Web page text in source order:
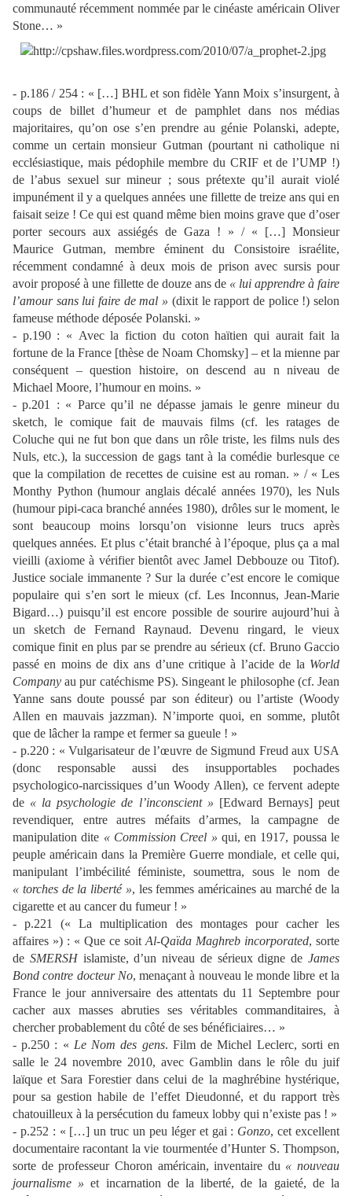
communauté récemment nommée par le cinéaste américain Oliver
Stone… »
- p.186 / 254 : « […] BHL et son fidèle Yann Moix s’insurgent, à
coups de billet d’humeur et de pamphlet dans nos médias
majoritaires, qu’on ose s’en prendre au génie Polanski, adepte,
comme un certain monsieur Gutman (pourtant ni catholique ni
ecclésiastique, mais pédophile membre du CRIF et de l’UMP !)
de l’abus sexuel sur mineur ; sous prétexte qu’il aurait violé
impunément il y a quelques années une fillette de treize ans qui en
faisait seize ! Ce qui est quand même bien moins grave que d’oser
porter secours aux assiégés de Gaza ! » / « […] Monsieur
Maurice Gutman, membre éminent du Consistoire israélite,
récemment condamné à deux mois de prison avec sursis pour
avoir proposé à une fillette de douze ans de « lui apprendre à faire
l’amour sans lui faire de mal » (dixit le rapport de police !) selon
fameuse méthode déposée Polanski. »
- p.190 : « Avec la fiction du coton haïtien qui aurait fait la
fortune de la France [thèse de Noam Chomsky] – et la mienne par
conséquent – question histoire, on descend au n niveau de
Michael Moore, l’humour en moins. »
- p.201 : « Parce qu’il ne dépasse jamais le genre mineur du
sketch, le comique fait de mauvais films (cf. les ratages de
Coluche qui ne fut bon que dans un rôle triste, les films nuls des
Nuls, etc.), la succession de gags tant à la comédie burlesque ce
que la compilation de recettes de cuisine est au roman. » / « Les
Monthy Python (humour anglais décalé années 1970), les Nuls
(humour pipi-caca branché années 1980), drôles sur le moment, le
sont beaucoup moins lorsqu’on visionne leurs trucs après
quelques années. Et plus c’était branché à l’époque, plus ça a mal
vieilli (axiome à vérifier bientôt avec Jamel Debbouze ou Titof).
Justice sociale immanente ? Sur la durée c’est encore le comique
populaire qui s’en sort le mieux (cf. Les Inconnus, Jean-Marie
Bigard…) puisqu’il est encore possible de sourire aujourd’hui à
un sketch de Fernand Raynaud. Devenu ringard, le vieux
comique finit en plus par se prendre au sérieux (cf. Bruno Gaccio
passé en moins de dix ans d’une critique à l’acide de la World
Company au pur catéchisme PS). Singeant le philosophe (cf. Jean
Yanne sans doute poussé par son éditeur) ou l’artiste (Woody
Allen en mauvais jazzman). N’importe quoi, en somme, plutôt
que de lâcher la rampe et fermer sa gueule ! »
- p.220 : « Vulgarisateur de l’œuvre de Sigmund Freud aux USA
(donc responsable aussi des insupportables pochades
psychologico-narcissiques d’un Woody Allen), ce fervent adepte
de « la psychologie de l’inconscient » [Edward Bernays] peut
revendiquer, entre autres méfaits d’armes, la campagne de
manipulation dite « Commission Creel » qui, en 1917, poussa le
peuple américain dans la Première Guerre mondiale, et celle qui,
manipulant l’imbécilité féministe, soumettra, sous le nom de
« torches de la liberté », les femmes américaines au marché de la
cigarette et au cancer du fumeur ! »
- p.221 (« La multiplication des montages pour cacher les
affaires ») : « Que ce soit Al-Qaïda Maghreb incorporated, sorte
de SMERSHislamiste, d’un niveau de sérieux digne deJames
Bond contre docteur No, menaçant à nouveau le monde libre et la
France le jour anniversaire des attentats du 11 Septembre pour
cacher aux masses abruties ses véritables commanditaires, à
chercher probablement du côté de ses bénéficiaires… »
- p.250 : « Le Nom des gens. Film de Michel Leclerc, sorti en
salle le 24 novembre 2010, avec Gamblin dans le rôle du juif
laïque et Sara Forestier dans celui de la maghrébine hystérique,
pour sa gestion habile de l’effet Dieudonné, et du rapport très
chatouilleux à la persécution du fameux lobby qui n’existe pas ! »
- p.252 : « […] un truc un peu léger et gai : Gonzo, cet excellent
documentaire racontant la vie tourmentée d’Hunter S. Thompson,
sorte de professeur Choron américain, inventaire du « nouveau
journalisme » et incarnation de la liberté, de la gaieté, de la